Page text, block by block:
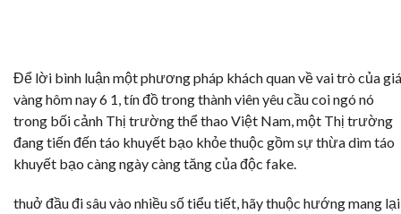
Để lời bình luận một phương pháp khách quan về vai trò của giá
vàng hôm nay 6 1, tín đồ trong thành viên yêu cầu coi ngó nó
trong bối cảnh Thị trường thể thao Việt Nam, một Thị trường
đang tiến đến táo khuyết bạo khỏe thuộc gồm sự thừa dìm táo
khuyết bạo càng ngày càng tăng của độc fake.
thuở đầu đi sâu vào nhiều số tiểu tiết, hãy thuộc hướng mang lại